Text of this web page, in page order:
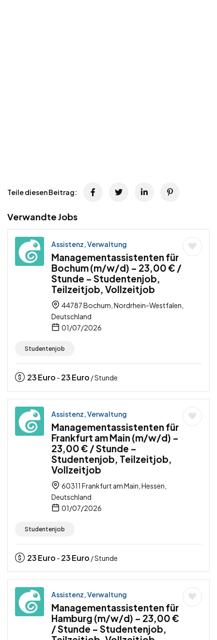
Teile diesen Beitrag:
Verwandte Jobs
Assistenz, Verwaltung
Managementassistenten für
Bochum (m/w/d) – 23,00 € /
Stunde – Studentenjob,
Teilzeitjob, Vollzeitjob
44787 Bochum, Nordrhein-Westfalen,
Deutschland
01/07/2026
Studentenjob
23Euro - 23Euro / Stunde
Assistenz, Verwaltung
Managementassistenten für
Frankfurt am Main (m/w/d) –
23,00 € / Stunde –
Studentenjob, Teilzeitjob,
Vollzeitjob
60311 Frankfurt am Main, Hessen,
Deutschland
01/07/2026
Studentenjob
23Euro - 23Euro / Stunde
Assistenz, Verwaltung
Managementassistenten für
Hamburg (m/w/d) – 23,00 €
/ Stunde – Studentenjob,